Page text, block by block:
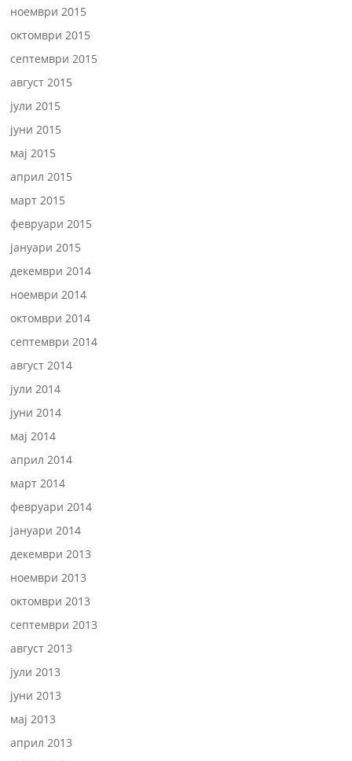
ноември 2015
октомври 2015
септември 2015
август 2015
јули 2015
јуни 2015
мај 2015
април 2015
март 2015
февруари 2015
јануари 2015
декември 2014
ноември 2014
октомври 2014
септември 2014
август 2014
јули 2014
јуни 2014
мај 2014
април 2014
март 2014
февруари 2014
јануари 2014
декември 2013
ноември 2013
октомври 2013
септември 2013
август 2013
јули 2013
јуни 2013
мај 2013
април 2013